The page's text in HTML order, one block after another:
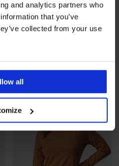
and analytics partners who
that you’ve
collected from your use
all